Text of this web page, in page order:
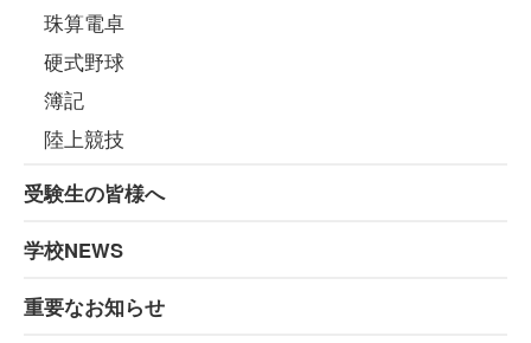
珠算電卓
硬式野球
簿記
陸上競技
受験生の皆様へ
学校NEWS
重要なお知らせ